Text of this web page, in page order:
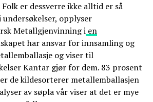
Folk er dessverre ikke alltid er så
undersøkelser, opplyser
Metallgjenvinning ien
har ansvar for innsamling og
og viser til
Kantar gjør for dem. 83 prosent
de kildesorterer metallemballasjen
av søpla vår viser at det er mye